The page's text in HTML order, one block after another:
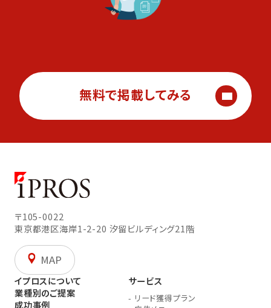
無料で掲載してみる
〒105-0022
東京都港区海岸1-2-20 汐留ビルディング21階
MAP
イプロスについて
業種別のご提案
成功事例
サービス
- リード獲得プラン